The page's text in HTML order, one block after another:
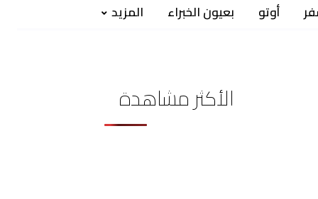
أوتو بعيون الخبراء المزيد
الأكثر مشاهدة